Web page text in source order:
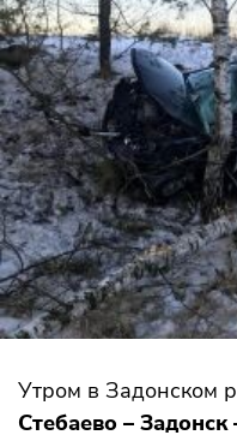
Утром в Задонском
Стебаево –